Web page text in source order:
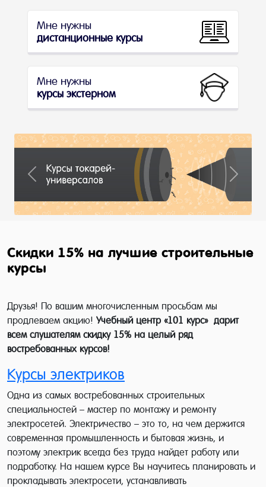
Мне нужны
дистанционные курсы
Мне нужны
курсы экстерном
Previous Next
Скидки 15% на лучшие строительные
курсы
Друзья! По вашим многочисленным просьбам мы
продлеваем акцию! Учебный центр «101 курс» дарит
всем слушателям скидку 15% на целый ряд
востребованных курсов!
Курсы электриков
Одна из самых востребованных строительных
специальностей – мастер по монтажу и ремонту
электросетей. Электричество – это то, на чем держится
современная промышленность и бытовая жизнь, и
поэтому электрик всегда без труда найдет работу или
подработку. На нашем курсе Вы научитесь планировать и
прокладывать электросети, устанавливать